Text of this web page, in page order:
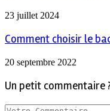
23 juillet 2024
Comment choisir le
20 septembre 2022
Un petit commentaire